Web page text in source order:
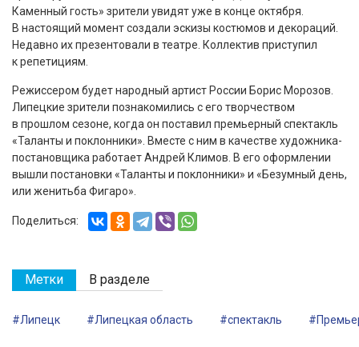
Каменный гость» зрители увидят уже в конце октября.
В настоящий момент создали эскизы костюмов и декораций.
Недавно их презентовали в театре. Коллектив приступил
к репетициям.
Режиссером будет народный артист России Борис Морозов.
Липецкие зрители познакомились с его творчеством
в прошлом сезоне, когда он поставил премьерный спектакль
«Таланты и поклонники». Вместе с ним в качестве художника-
постановщика работает Андрей Климов. В его оформлении
вышли постановки «Таланты и поклонники» и «Безумный день,
или женитьба Фигаро».
Поделиться:
Метки В разделе
#Липецк #Липецкая область #спектакль